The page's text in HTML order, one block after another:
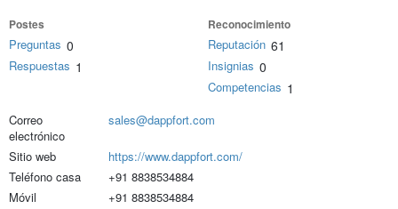
Postes
Preguntas 0
Respuestas 1
Reconocimiento
Reputación 61
Insignias 0
Competencias 1
Correo
electrónico
sales@dappfort.com
Sitio web
https://www.dappfort.com/
Teléfono casa
+91 8838534884
Móvil
+91 8838534884